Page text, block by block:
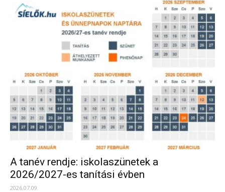
A tanév rendje: iskolaszünetek a
2026/2027-es tanítási évben
2026.07.09.